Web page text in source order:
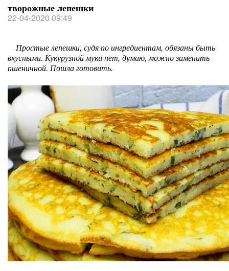
творожные лепешки
22-04-2020 09:49
Простые лепешки, судя по ингредиентам, обязаны быть
вкусными. Кукурузной муки нет, думаю, можно заменить
пшеничной. Пошла готовить.